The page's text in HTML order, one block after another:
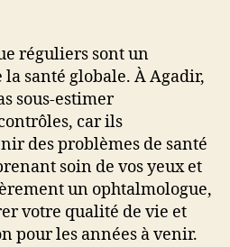
réguliers sont un
santé globale. À Agadir,
sous-estimer
car ils
des problèmes de santé
soin de vos yeux et
un ophtalmologue,
votre qualité de vie et
pour les années à venir.